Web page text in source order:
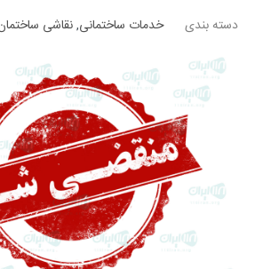
دسته بندی
خدمات ساختمانی,نقاشی ساختمان